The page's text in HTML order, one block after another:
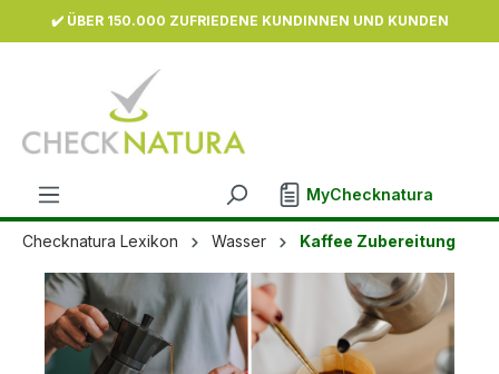
springen
✔️ ÜBER 150.000 ZUFRIEDENE KUNDINNEN UND KUNDEN
MyChecknatura
Checknatura Lexikon Wasser Kaffee Zubereitung